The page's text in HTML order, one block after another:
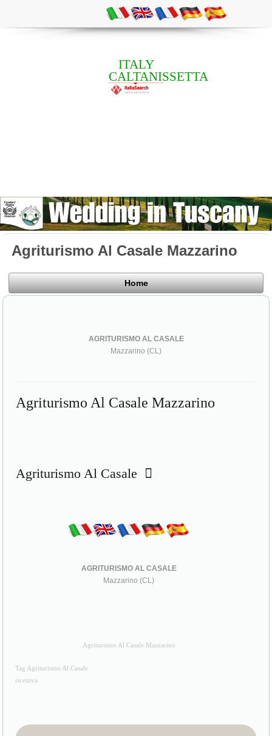
ITALY
CALTANISSETTA
Agriturismo Al Casale Mazzarino
Home
AGRITURISMO AL CASALE
Mazzarino (CL)
Agriturismo Al Casale Mazzarino
Agriturismo Al Casale
AGRITURISMO AL CASALE
Mazzarino (CL)
Agriturismo Al Casale Mazzarino
Tag Agriturismo Al Casale
ricettiva